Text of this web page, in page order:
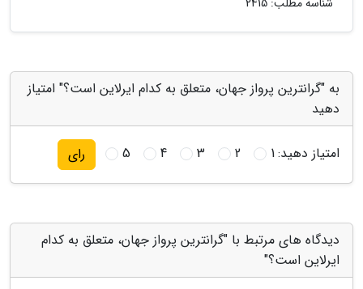
به "گرانترین پرواز جهان، متعلق به کدام ایرلاین است؟" امتیاز
دهید
امتیاز دهید:1
2
3
4
5 رای
دیدگاه های مرتبط با "گرانترین پرواز جهان، متعلق به کدام
ایرلاین است؟"